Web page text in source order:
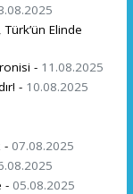
Türk’ün Elinde
- 11.08.2025
- 10.08.2025
- 07.08.2025
- 05.08.2025